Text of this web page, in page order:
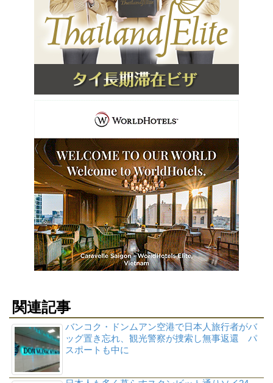
関連記事
バンコク・ドンムアン空港で日本人旅行者がバ
ッグ置き忘れ、観光警察が捜索し無事返還 パ
スポートも中に